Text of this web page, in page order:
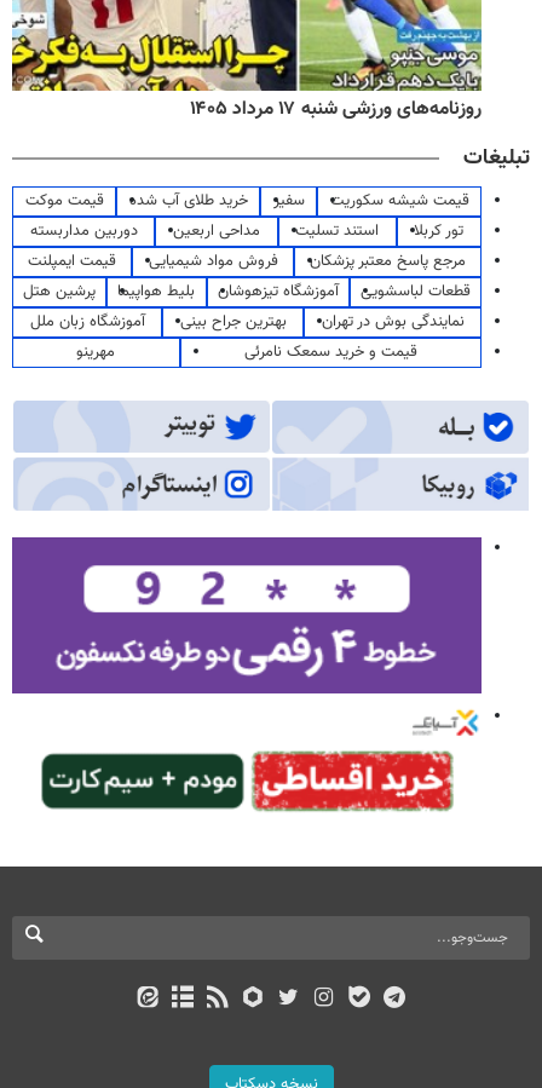
روزنامه‌های ورزشی شنبه ۱۷ مرداد ۱۴۰۵
تبلیغات
قیمت شیشه سکوریت سفیر خرید طلای آب شده
قیمت موکت
تور کربلا
استند تسلیت مداحی اربعین
دوربین مداربسته
مرجع پاسخ معتبر پزشکان
فروش مواد شیمیایی
قیمت ایمپلنت
قطعات لباسشویی
آموزشگاه تیزهوشان بلیط هواپیما
پرشین هتل
نمایندگی بوش در تهران
بهترین جراح بینی
آموزشگاه زبان ملل
قیمت و خرید سمعک نامرئی
مهرینو